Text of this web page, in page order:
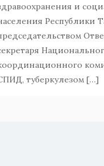
и
Республики
туберкулезом […]